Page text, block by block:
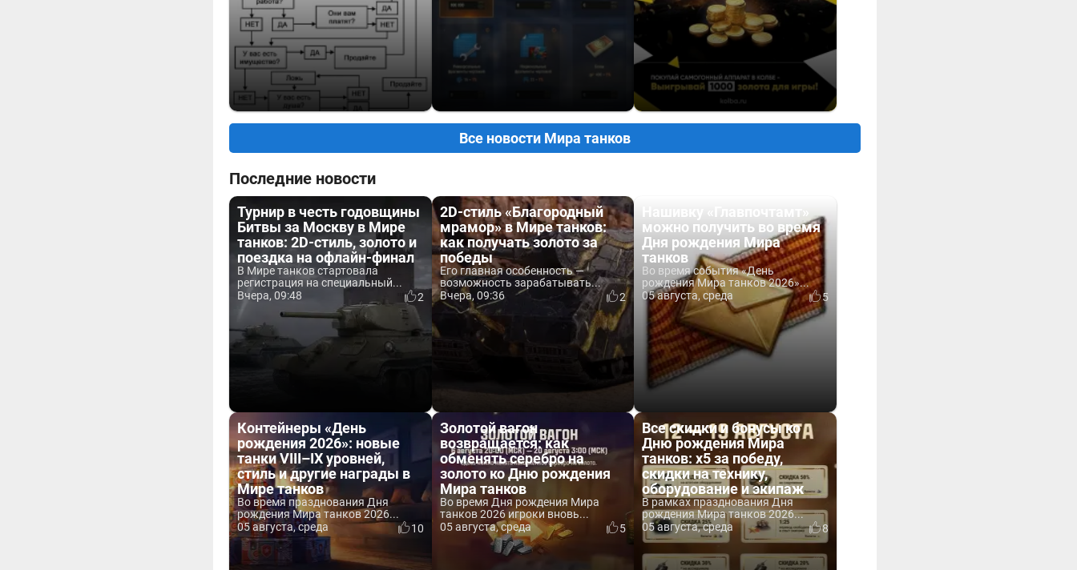
Все новости Мира танков
Последние новости
Турнир в честь годовщины
Битвы за Москву в Мире
танков: 2D-стиль, золото и
поездка на офлайн-финал
В Мире танков стартовала
регистрация на специальный...
Вчера, 09:48
2
2D-стиль «Благородный
мрамор» в Мире танков:
как получать золото за
победы
Его главная особенность —
возможность зарабатывать...
Вчера, 09:36
2
Нашивку «Главпочтамт»
можно получить во время
Дня рождения Мира
танков
Во время события «День
рождения Мира танков 2026»...
05 августа, среда
5
Контейнеры «День
рождения 2026»: новые
танки VIII–IX уровней,
стиль и другие награды в
Мире танков
Во время празднования Дня
рождения Мира танков 2026...
05 августа, среда
10
Золотой вагон
возвращается: как
обменять серебро на
золото ко Дню рождения
Мира танков
Во время Дня рождения Мира
танков 2026 игроки вновь...
05 августа, среда
5
Все скидки и бонусы ко
Дню рождения Мира
танков: x5 за победу,
скидки на технику,
оборудование и экипаж
В рамках празднования Дня
рождения Мира танков 2026...
05 августа, среда
8